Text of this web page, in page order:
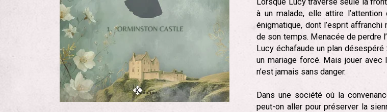
à un malade, elle attire
énigmatique, dont l’esprit
de son temps. Menacée de perdre
Lucy échafaude un plan
un mariage forcé. Mais jouer
n’est jamais sans danger.
Dans une société où la
peut-on aller pour préserver la